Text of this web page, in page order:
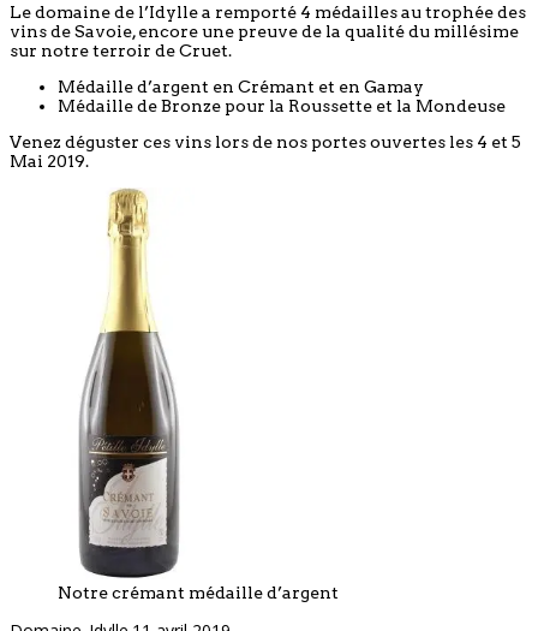
Le domaine de l’Idylle a remporté 4 médailles au trophée des
vins de Savoie, encore une preuve de la qualité du millésime
sur notre terroir de Cruet.
Médaille d’argent en Crémant et en Gamay
Médaille de Bronze pour la Roussette et la Mondeuse
Venez déguster ces vins lors de nos portes ouvertes les 4 et 5
Mai 2019.
Notre crémant médaille d’argent